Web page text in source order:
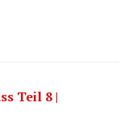
Teil 8 |